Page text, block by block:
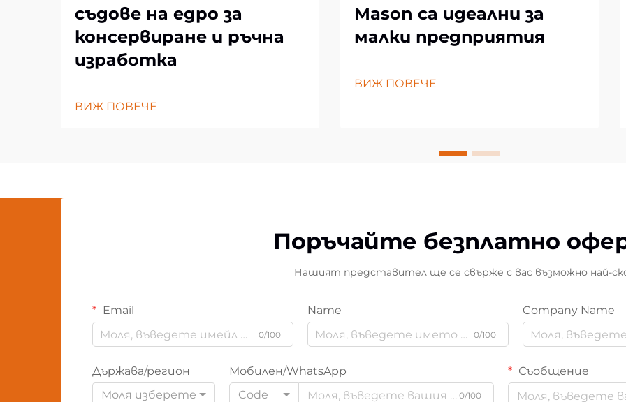
съдове на едро за
консервиране и ръчна
изработка
ВИЖ ПОВЕЧЕ
Mason са идеални за
малки предприятия
ВИЖ ПОВЕЧЕ
Поръчайте безплатно
Нашият представител ще се свърже с вас възможно най-
Email
0/100
Name
0/100
Company Name
Държава/регион
Моля изберете
Мобилен/WhatsApp
Code
0/100
Съобщение